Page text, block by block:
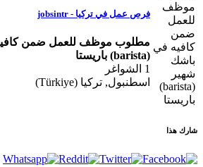
فرص عمل في تركيا - jobsintr
مطلوب موظف للعمل ضمن
(barista) باريستا
1 الشواغر
اسطنبول, تركيا (Türkiye)
شارك هذا